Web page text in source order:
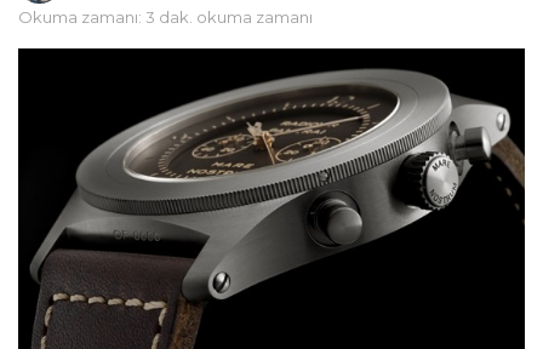
Okuma zamanı: 3 dak. okuma zamanı